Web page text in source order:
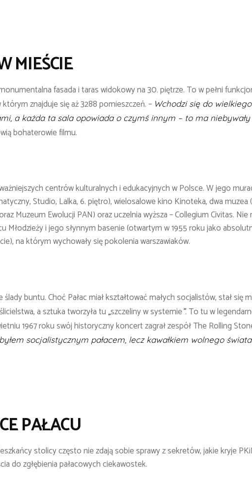
MIEŚCIE
fasada i taras widokowy na 30. piętrze. To w pełni
znajduje się aż 3288 pomieszczeń. – Wchodzi się do
a każda ta sala opowiada o czymś innym – to ma niebywały
bohaterowie filmu.
centrów kulturalnych i edukacyjnych w Polsce. W jego
Studio, Lalka, 6. piętro), wielosalowe kino Kinoteka, dwa muzea
Muzeum Ewolucji PAN) oraz uczelnia wyższa – Collegium Civitas. Nie
Młodzieży i jego słynnym basenie (otwartym w 1955 roku jako
na którym wychowały się pokolenia warszawiaków.
buntu. Choć Pałac miał kształtować małych socjalistów, stał się
a sztuka tworzyła tu szczeliny w systemie”. To tu w
1967 roku swój historyczny koncert zagrał zespół The Rolling
socjalistycznym pałacem, lecz kawałkiem wolnego świata
PAŁACU
stolicy często nie zdają sobie sprawy z sekretów, jakie kryje
do zgłębienia pałacowych ciekawostek.